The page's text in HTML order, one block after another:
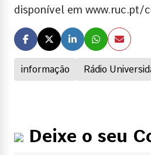
informação Rádio
disponível em www.ruc.pt/
Deixe o seu